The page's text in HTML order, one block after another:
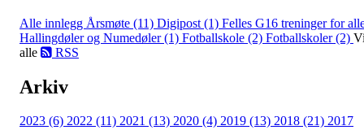
Alle innlegg Årsmøte (11) Digipost (1) Felles G16 treninger for
Hallingdøler og Numedøler (1) Fotballskole (2) Fotballskoler (2)
alle
RSS
Arkiv
2023 (6) 2022 (11) 2021 (13) 2020 (4) 2019 (13) 2018 (21) 2017